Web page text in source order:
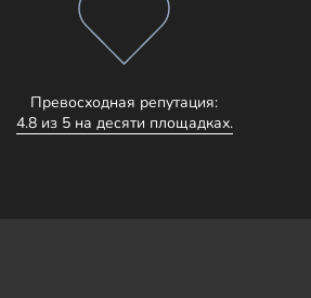
Превосходная репутация:
4.8 из 5 на десяти площадках.